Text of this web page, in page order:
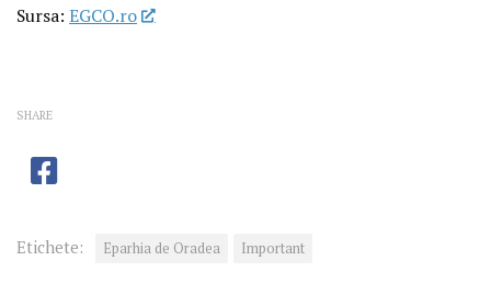
Sursa: EGCO.ro
SHARE
Etichete: Eparhia de Oradea Important